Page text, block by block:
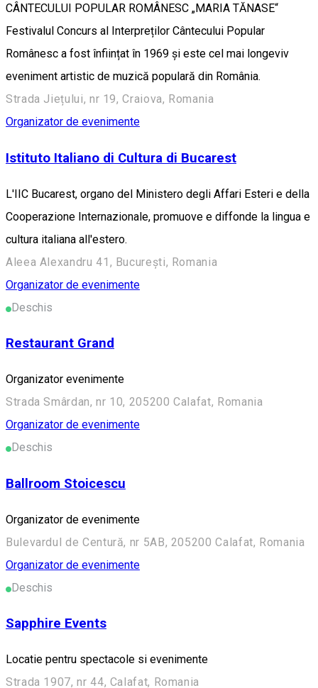
CÂNTECULUI POPULAR ROMÂNESC „MARIA TĂNASE“
Festivalul Concurs al Interpreților Cântecului Popular
Românesc a fost înființat în 1969 și este cel mai longeviv
eveniment artistic de muzică populară din România.
Strada Jiețului, nr 19, Craiova, Romania
Organizator de evenimente
Istituto Italiano di Cultura di Bucarest
L'IIC Bucarest, organo del Ministero degli Affari Esteri e della
Cooperazione Internazionale, promuove e diffonde la lingua e
cultura italiana all'estero.
Aleea Alexandru 41, București, Romania
Organizator de evenimente
Deschis
Restaurant Grand
Organizator evenimente
Strada Smârdan, nr 10, 205200 Calafat, Romania
Organizator de evenimente
Deschis
Ballroom Stoicescu
Organizator de evenimente
Bulevardul de Centură, nr 5AB, 205200 Calafat, Romania
Organizator de evenimente
Deschis
Sapphire Events
Locatie pentru spectacole si evenimente
Strada 1907, nr 44, Calafat, Romania